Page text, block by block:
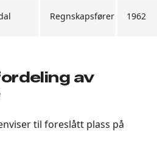
Regnskapsfører 1962
av
til foreslått plass på